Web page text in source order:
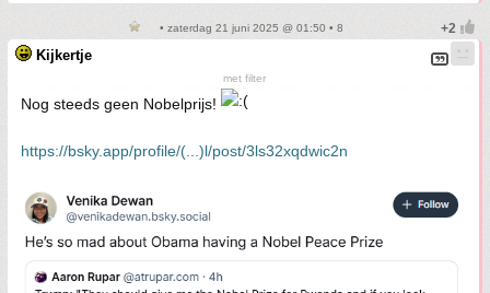
• zaterdag 21 juni 2025 @ 01:50 • 8
Kijkertje
met filter
Nog steeds geen Nobelprijs!
https://bsky.app/profile/(...)l/post/3ls32xqdwic2n